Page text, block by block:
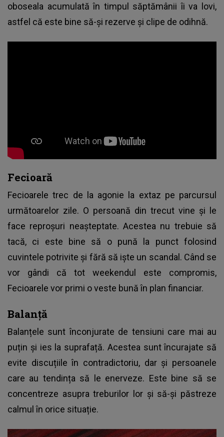
oboseala acumulată în timpul săptămânii îi va lovi,
astfel că este bine să-și rezerve și clipe de odihnă.
Fecioară
Fecioarele trec de la agonie la extaz pe parcursul
următoarelor zile. O persoană din trecut vine și le
face reproșuri neașteptate. Acestea nu trebuie să
tacă, ci este bine să o pună la punct folosind
cuvintele potrivite și fără să iște un scandal. Când se
vor gândi că tot weekendul este compromis,
Fecioarele vor primi o veste bună în plan financiar.
Balanță
Balanțele sunt înconjurate de tensiuni care mai au
puțin și ies la suprafață. Acestea sunt încurajate să
evite discuțiile în contradictoriu, dar și persoanele
care au tendința să le enerveze. Este bine să se
concentreze asupra treburilor lor și să-și păstreze
calmul în orice situație.